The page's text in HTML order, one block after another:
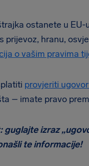
ostanete u
prijevoz, hranu,
o vašim pravima
provjeriti
– imate pravo
guglajte izraz
te informacije!